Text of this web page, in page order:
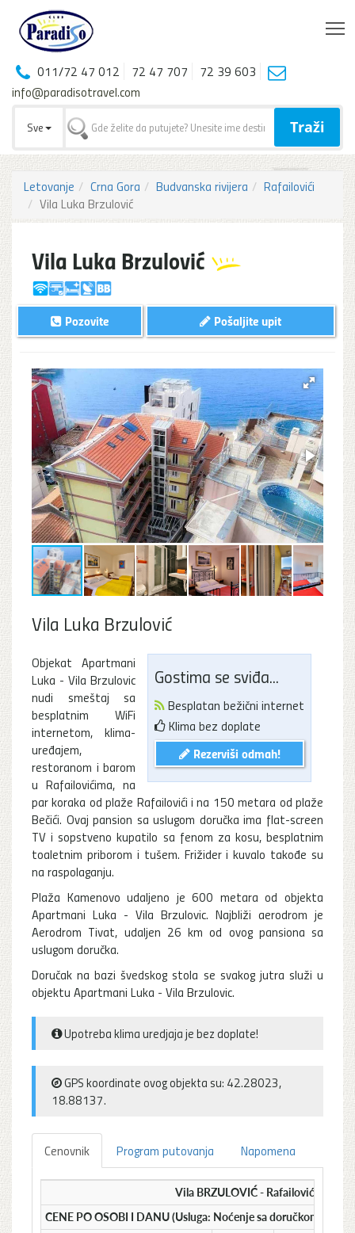
011/72 47 012 72 47 707
72 39 603
info@paradisotravel.com
Sve Traži
Letovanje Crna Gora Budvanska rivijera
Rafailovići
Vila Luka Brzulović
Vila Luka Brzulović
Pošaljite upit
Pozovite
Vila Luka Brzulović
Gostima se sviđa...
Besplatan bežični internet
Klima bez doplate
Rezerviši odmah!
Objekat Apartmani
Luka - Vila Brzulovic
nudi smeštaj sa
besplatnim WiFi
internetom, klima-
uređajem,
restoranom i barom
u Rafailovićima, na
par koraka od plaže Rafailovići i na 150 metara od plaže
Bečići. Ovaj pansion sa uslugom doručka ima flat-screen
TV i sopstveno kupatilo sa fenom za kosu, besplatnim
toaletnim priborom i tušem. Frižider i kuvalo takođe su
na raspolaganju.
Plaža Kamenovo udaljeno je 600 metara od objekta
Apartmani Luka - Vila Brzulovic. Najbliži aerodrom je
Aerodrom Tivat, udaljen 26 km od ovog pansiona sa
uslugom doručka.
Doručak na bazi švedskog stola se svakog jutra služi u
objektu Apartmani Luka - Vila Brzulovic.
Upotreba klima uredjaja je bez doplate!
GPS koordinate ovog objekta su: 42.28023,
18.88137.
Cenovnik Program putovanja Napomena
Vila BRZULOVIĆ - Rafailovići – Leto
CENE PO OSOBI I DANU (Usluga: Noćenje sa doručkom - ND)